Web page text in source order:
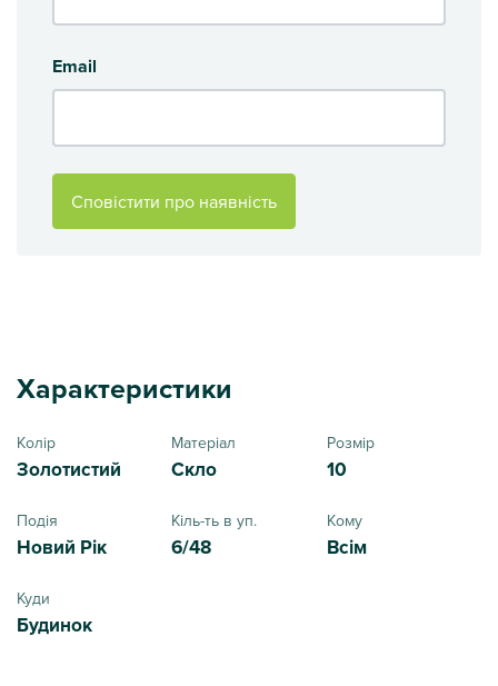
Email
Сповістити про наявність
Характеристики
Колір
Золотистий
Матеріал
Скло
Розмір
10
Подія
Новий Рік
Кіль-ть в уп.
6/48
Кому
Всім
Куди
Будинок